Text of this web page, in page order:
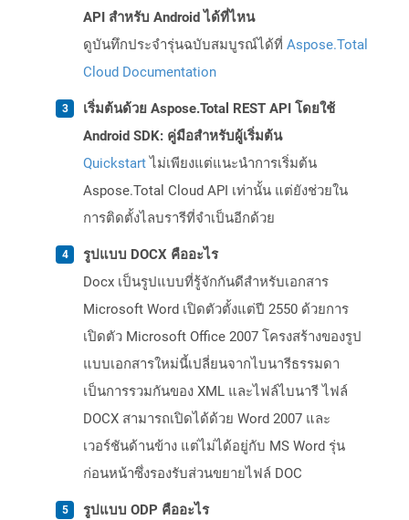
API สำหรับ Android ได้ที่ไหน
ดูบันทึกประจำรุ่นฉบับสมบูรณ์ได้ที่ Aspose.Total
Cloud Documentation
เริ่มต้นด้วย Aspose.Total REST API โดยใช้
Android SDK: คู่มือสำหรับผู้เริ่มต้น
Quickstartไม่เพียงแต่แนะนำการเริ่มต้น
Aspose.Total Cloud API เท่านั้น แต่ยังช่วยใน
การติดตั้งไลบรารีที่จำเป็นอีกด้วย
รูปแบบ DOCX คืออะไร
Docx เป็นรูปแบบที่รู้จักกันดีสำหรับเอกสาร
Microsoft Word เปิดตัวตั้งแต่ปี 2550 ด้วยการ
เปิดตัว Microsoft Office 2007 โครงสร้างของรูป
แบบเอกสารใหม่นี้เปลี่ยนจากไบนารีธรรมดา
เป็นการรวมกันของ XML และไฟล์ไบนารี ไฟล์
DOCX สามารถเปิดได้ด้วย Word 2007 และ
เวอร์ชันด้านข้าง แต่ไม่ได้อยู่กับ MS Word รุ่น
ก่อนหน้าซึ่งรองรับส่วนขยายไฟล์ DOC
รูปแบบ ODP คืออะไร